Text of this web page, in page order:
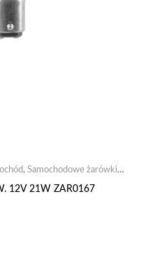
, Samochodowe żarówki
P21W. 12V 21W ZAR0167